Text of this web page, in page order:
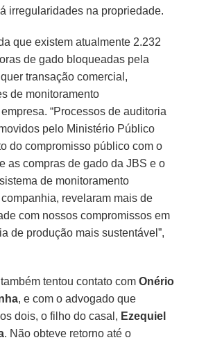
irregularidades na propriedade.
que existem atualmente 2.232
de gado bloqueadas pela
transação comercial,
de monitoramento
“Processos de auditoria
pelo Ministério Público
do compromisso público com o
as compras de gado da JBS e o
de monitoramento
revelaram mais de
com nossos compromissos em
de produção mais sustentável”,
também tentou contato comOnério
, e com o advogado que
dois, o filho do casal, Ezequiel
. Não obteve retorno até o